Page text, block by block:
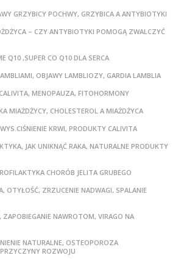
GRZYBICY POCHWY, GRZYBICA A ANTYBIOTYKI
– CZY ANTYBIOTYKI POMOGĄ ZWALCZYĆ
Q10 ,SUPER CO Q10 DLA SERCA
OBJAWY LAMBLIOZY, GARDIA LAMBLIA
MENOPAUZA, FITOHORMONY
MIAŻDŻYCY, CHOLESTEROL A MIAŻDŻYCA
KRWI, PRODUKTY CALIVITA
JAK UNIKNĄĆ RAKA, NATURALNE PRODUKTY
CHORÓB JELITA GRUBEGO
OTYŁOŚĆ, ZRZUCENIE NADWAGI, SPALANIE
ZAPOBIEGANIE NAWROTOM, VIRAGO NA
NATURALNE, OSTEOPOROZA
ROZWOJU